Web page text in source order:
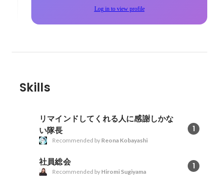
Log in to view profile
Skills
リマインドしてくれる人に感謝しかな
い隊長
1
Recommended by Reona Kobayashi
社員総会 1
Recommended by Hiromi Sugiyama